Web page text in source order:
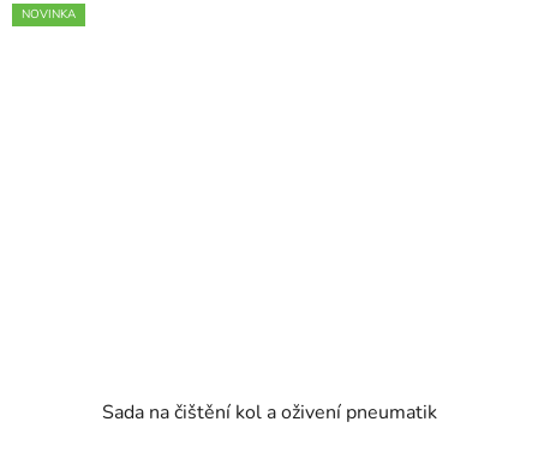
NOVINKA
Sada na čištění kol a oživení pneumatik